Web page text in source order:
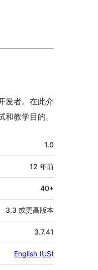
发者。在此介
教学目的。
1.0
12 年前
40+
3.3 或更高版本
3.7.41
English (US)